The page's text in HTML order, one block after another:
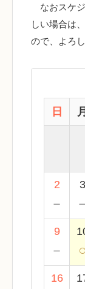
なおスケ
しい場合は
ので、よろ
日
月
2
－
3
－
9
－ ○
16